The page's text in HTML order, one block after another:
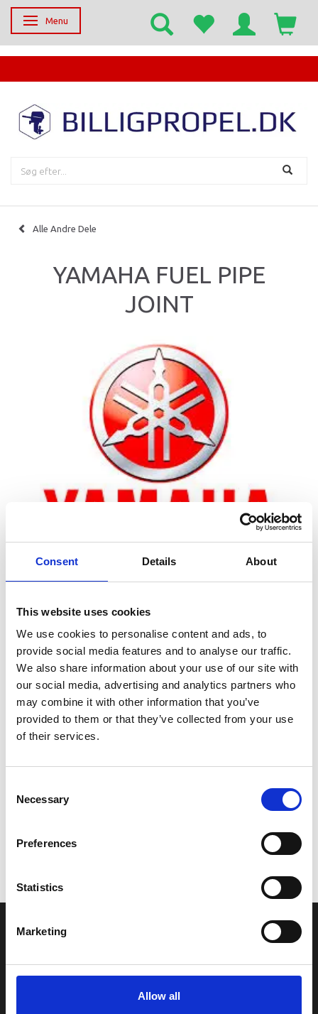
Consent Details About
This website uses cookies
We use cookies to personalise content and ads, to
provide social media features and to analyse our traffic.
We also share information about your use of our site with
our social media, advertising and analytics partners who
may combine it with other information that you’ve
provided to them or that they’ve collected from your use
of their services.
Selection
Necessary
Preferences
Statistics
Marketing
Allow all
Skifte navigation
Menu
Alle Andre Dele
YAMAHA FUEL PIPE
JOINT
Zoom
Leveringstid er 5-6 dag(e)
Model/varenr.: 6P2243000000
542,95 DKK
Vi oplever i øjeblikket store og hyppige prisændringer i markedet.
leveres, eller hvor prisen afviger fra det viste. Vi kontakter dig
naturligvis, hvis dette er tilfældet.
INFORMATIONER